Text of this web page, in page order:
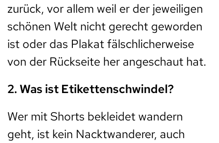
zurück, vor allem weil er der jeweiligen
schönen Welt nicht gerecht geworden
ist oder das Plakat fälschlicherweise
von der Rückseite her angeschaut hat.
2. Was ist Etikettenschwindel?
Wer mit Shorts bekleidet wandern
geht, ist kein Nacktwanderer, auch